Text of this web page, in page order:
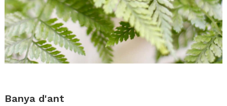
Banya d'ant